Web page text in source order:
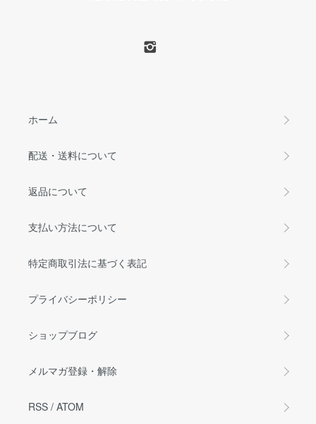
ホーム
配送・送料について
返品について
支払い方法について
特定商取引法に基づく表記
プライバシーポリシー
ショップブログ
メルマガ登録・解除
RSS / ATOM